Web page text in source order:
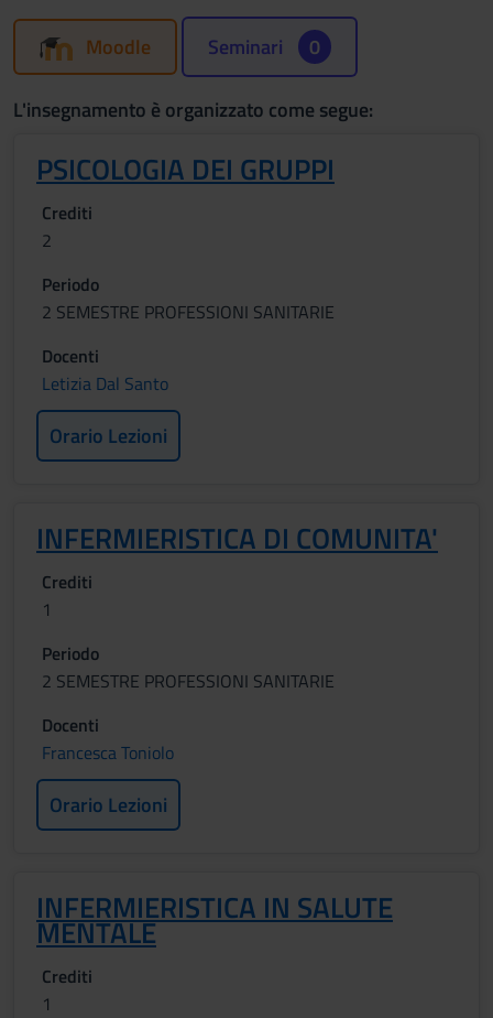
Moodle Seminari 0
L'insegnamento è organizzato come segue:
PSICOLOGIA DEI GRUPPI
Crediti
2
Periodo
2 SEMESTRE PROFESSIONI SANITARIE
Docenti
Letizia Dal Santo
Orario Lezioni
INFERMIERISTICA DI COMUNITA'
Crediti
1
Periodo
2 SEMESTRE PROFESSIONI SANITARIE
Docenti
Francesca Toniolo
Orario Lezioni
INFERMIERISTICA IN SALUTE
MENTALE
Crediti
1